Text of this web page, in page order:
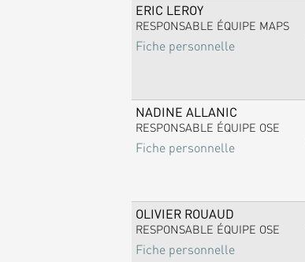
ERIC LEROY
RESPONSABLE ÉQUIPE MAPS
Fiche personnelle
NADINE ALLANIC
RESPONSABLE ÉQUIPE OSE
Fiche personnelle
OLIVIER ROUAUD
RESPONSABLE ÉQUIPE OSE
Fiche personnelle